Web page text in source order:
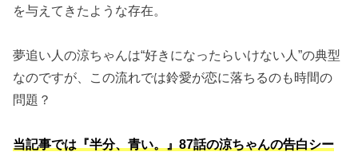
を与えてきたような存在。
夢追い人の涼ちゃんは“好きになったらいけない人”の典型
なのですが、この流れでは鈴愛が恋に落ちるのも時間の
問題？
当記事では『半分、青い。』87話の涼ちゃんの告白シー